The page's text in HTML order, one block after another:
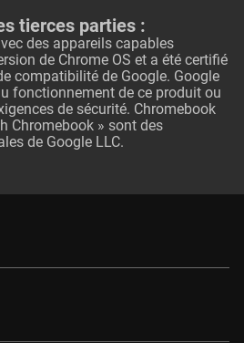
tierces parties :
des appareils capables
de Chrome OS et a été certifié
compatibilité de Google. Google
fonctionnement de ce produit ou
de sécurité. Chromebook
Chromebook » sont des
de Google LLC.